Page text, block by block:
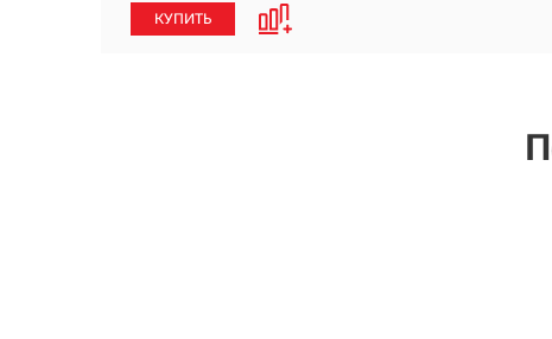
КУПИТЬ